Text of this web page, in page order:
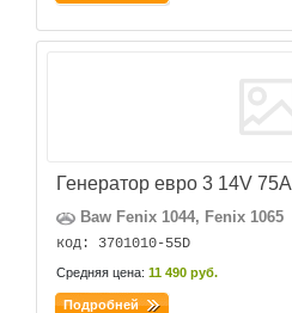
Генератор евро 3 14V 75A
Baw Fenix 1044, Fenix 1065
код: 3701010-55D
Средняя цена: 11 490 руб.
Подробней